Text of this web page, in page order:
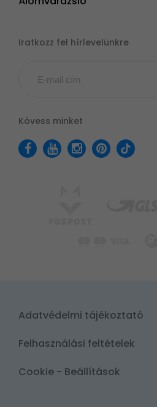
Iratkozz fel hírlevelünkre
Kövess minket
Adatvédelmi tájékoztató
Felhasználási feltételek
Cookie - Beállítások